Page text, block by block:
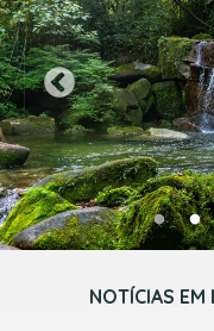
NOTÍCIAS EM